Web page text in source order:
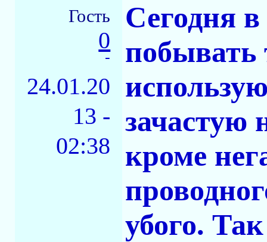
Гость
0
-
24.01.20
13 -
02:38
Сегодня
побывать
зачастую
кроме
убого.